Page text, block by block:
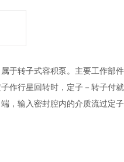
属于转子式容积泵。主要工
行星回转时，定子－转子付
，输入密封腔内的介质流过定子